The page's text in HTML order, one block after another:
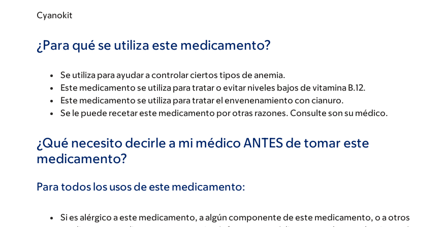
Cyanokit
¿Para qué se utiliza este medicamento?
Se utiliza para ayudar a controlar ciertos tipos de anemia.
Este medicamento se utiliza para tratar o evitar niveles bajos de vitamina B.12.
Este medicamento se utiliza para tratar el envenenamiento con cianuro.
Se le puede recetar este medicamento por otras razones. Consulte son su médico.
¿Qué necesito decirle a mi médico ANTES de tomar este
medicamento?
Para todos los usos de este medicamento:
Si es alérgico a este medicamento, a algún componente de este medicamento, o a otros